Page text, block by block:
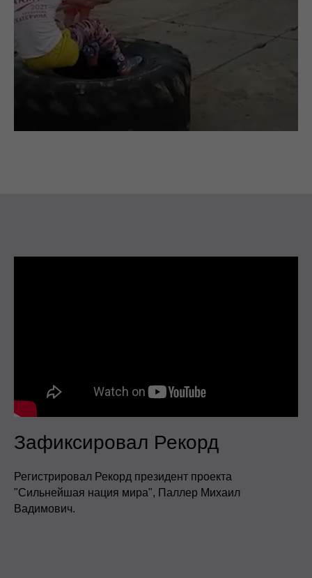
Зафиксировал Рекорд
Регистрировал Рекорд президент проекта
"Сильнейшая нация мира", Паллер Михаил
Вадимович.